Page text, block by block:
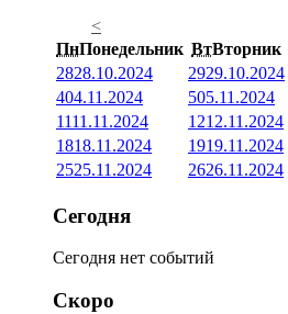
<
ПнПонедельник ВтВторник
2828.10.2024 2929.10.2024
404.11.2024 505.11.2024
1111.11.2024 1212.11.2024
1818.11.2024 1919.11.2024
2525.11.2024 2626.11.2024
Сегодня
Сегодня нет событий
Скоро